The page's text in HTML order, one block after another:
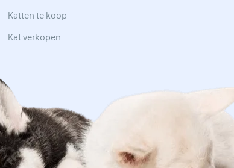
Katten te koop
Kat verkopen